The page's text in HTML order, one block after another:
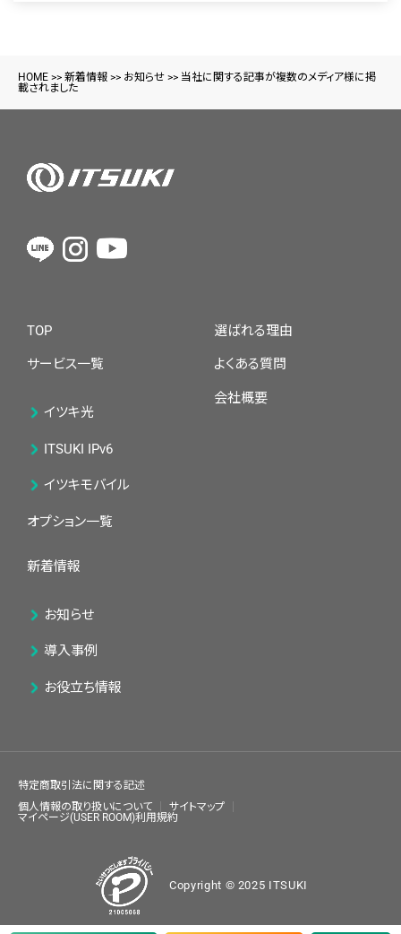
HOME >> 新着情報 >> お知らせ >> 当社に関する記事が複数のメディア様に掲
載されました
TOP
サービス一覧
イツキ光
ITSUKI IPv6
イツキモバイル
オプション一覧
新着情報
お知らせ
導入事例
お役立ち情報
選ばれる理由
よくある質問
会社概要
特定商取引法に関する記述
個人情報の取り扱いについて
サイトマップ
マイページ(USER ROOM)利用規約
Copyright © 2025 ITSUKI